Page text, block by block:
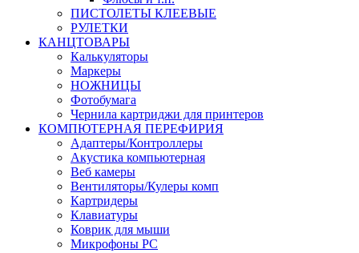
ПИСТОЛЕТЫ КЛЕЕВЫЕ
РУЛЕТКИ
КАНЦТОВАРЫ
Калькуляторы
Маркеры
НОЖНИЦЫ
Фотобумага
Чернила картриджи для принтеров
КОМПЮТЕРНАЯ ПЕРЕФИРИЯ
Адаптеры/Контроллеры
Акустика компьютерная
Веб камеры
Вентиляторы/Кулеры комп
Картридеры
Клавиатуры
Коврик для мыши
Микрофоны PC